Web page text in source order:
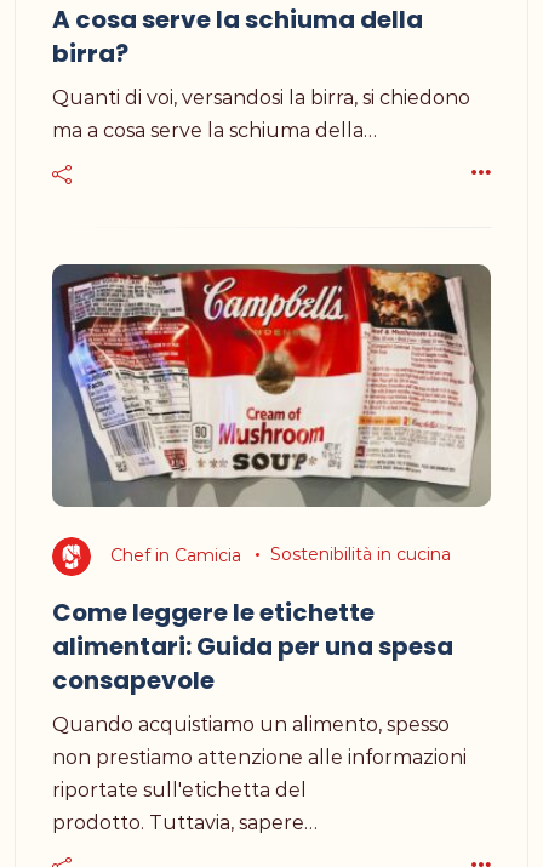
A cosa serve la schiuma della
birra?
Quanti di voi, versandosi la birra, si chiedono
ma a cosa serve la schiuma della…
Chef in Camicia Sostenibilità in cucina
Come leggere le etichette
alimentari: Guida per una spesa
consapevole
Quando acquistiamo un alimento, spesso
non prestiamo attenzione alle informazioni
riportate sull'etichetta del
prodotto. Tuttavia, sapere…